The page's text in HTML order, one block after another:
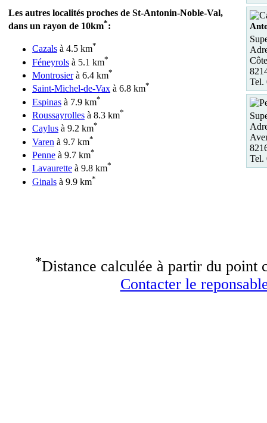
Les autres localités proches de St-Antonin-Noble-Val,
dans un rayon de 10km*:
Cazals à 4.5 km*
Féneyrols à 5.1 km*
Montrosierà 6.4 km*
Saint-Michel-de-Vax à 6.8 km*
Espinas à 7.9 km*
Roussayrolles à 8.3 km*
Caylus à 9.2 km*
Varen à 9.7 km*
Penne à 9.7 km*
Lavaurette à 9.8 km*
Ginals à 9.9 km*
Tel.
Tel.
*Distance calculée à partir du point
Contacter le